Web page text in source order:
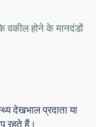
होने के मानदंडों
देखभाल प्रदाता या
रहते हैं।